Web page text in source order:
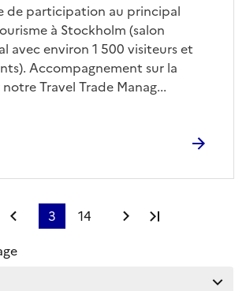
de participation au principal
à Stockholm (salon
avec environ 1 500 visiteurs et
Accompagnement sur la
Travel Trade Manag...
Première page
Page précédente
3 14 Page suivante